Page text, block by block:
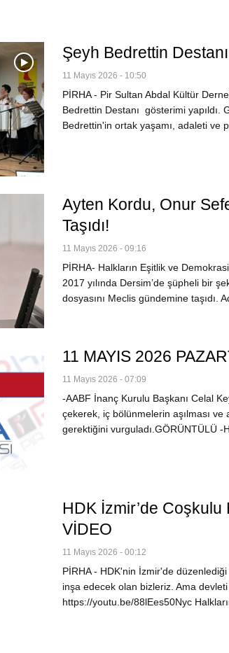
Şeyh Bedrettin
11 Mayıs 2026 - 10:50
PİRHA - Pir Sultan Abdal Kültür
Bedrettin Destanı gösterimi yapıldı.
Bedrettin'in ortak yaşamı, adaleti ve
Ayten Kordu, Onur
Taşıdı!
11 Mayıs 2026 - 09:16
PİRHA- Halkların Eşitlik ve
2017 yılında Dersim’de şüpheli bir
dosyasını Meclis gündemine taşıdı.
11 MAYIS 2026
11 Mayıs 2026 - 07:09
-AABF İnanç Kurulu Başkanı Celal
çekerek, iç bölünmelerin aşılması
gerektiğini vurguladı.GÖRÜNTÜLÜ -
HDK İzmir’de
VİDEO
11 Mayıs 2026 - 00:12
PİRHA - HDK'nin İzmir'de
inşa edecek olan bizleriz. Ama
https://youtu.be/88lEes50Nyc